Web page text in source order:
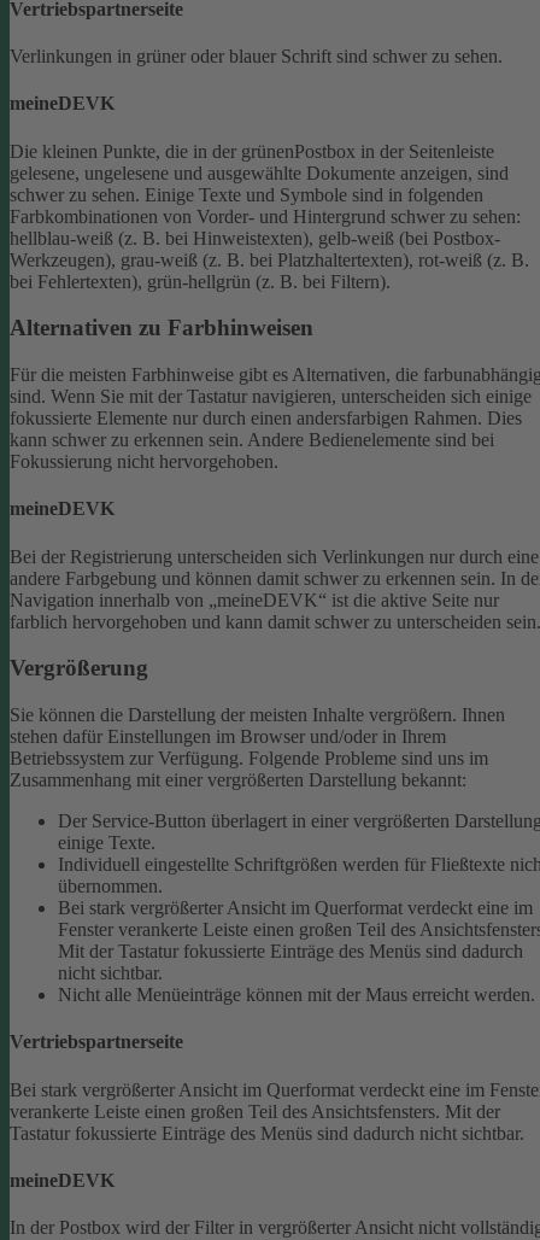
Vertriebspartnerseite
Verlinkungen in grüner oder blauer Schrift sind schwer zu sehen.
meineDEVK
Die kleinen Punkte, die in der grünenPostbox in der Seitenleiste
gelesene, ungelesene und ausgewählte Dokumente anzeigen, sind
schwer zu sehen. Einige Texte und Symbole sind in folgenden
Farbkombinationen von Vorder- und Hintergrund schwer zu sehen:
hellblau-weiß (z. B. bei Hinweistexten), gelb-weiß (bei Postbox-
Werkzeugen), grau-weiß (z. B. bei Platzhaltertexten), rot-weiß (z. B.
bei Fehlertexten), grün-hellgrün (z. B. bei Filtern).
Alternativen zu Farbhinweisen
Für die meisten Farbhinweise gibt es Alternativen, die
sind. Wenn Sie mit der Tastatur navigieren, unterscheiden sich einige
fokussierte Elemente nur durch einen andersfarbigen Rahmen. Dies
kann schwer zu erkennen sein. Andere Bedienelemente sind bei
Fokussierung nicht hervorgehoben.
meineDEVK
Bei der Registrierung unterscheiden sich Verlinkungen nur durch eine
andere Farbgebung und können damit schwer zu erkennen sein. In
Navigation innerhalb von „meineDEVK“ ist die aktive Seite nur
farblich hervorgehoben und kann damit schwer zu unterscheiden sein.
Vergrößerung
Sie können die Darstellung der meisten Inhalte vergrößern. Ihnen
stehen dafür Einstellungen im Browser und/oder in Ihrem
Betriebssystem zur Verfügung. Folgende Probleme sind uns im
Zusammenhang mit einer vergrößerten Darstellung bekannt:
Der Service-Button überlagert in einer vergrößerten
einige Texte.
Individuell eingestellte Schriftgrößen werden für Fließtexte
übernommen.
Bei stark vergrößerter Ansicht im Querformat verdeckt eine im
Fenster verankerte Leiste einen großen Teil des
Mit der Tastatur fokussierte Einträge des Menüs sind dadurch
nicht sichtbar.
Nicht alle Menüeinträge können mit der Maus erreicht werden.
Vertriebspartnerseite
Bei stark vergrößerter Ansicht im Querformat verdeckt eine im
verankerte Leiste einen großen Teil des Ansichtsfensters. Mit der
Tastatur fokussierte Einträge des Menüs sind dadurch nicht sichtbar.
meineDEVK
In der Postbox wird der Filter in vergrößerter Ansicht nicht